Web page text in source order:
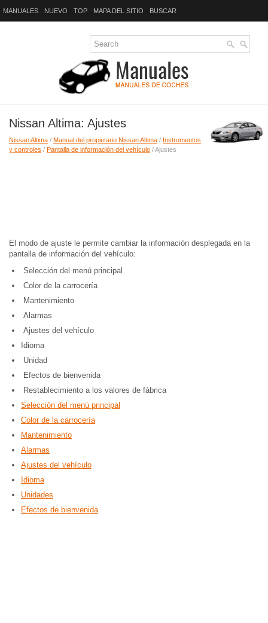
MANUALES NUEVO TOP MAPA DEL SITIO BUSCAR
Nissan Altima: Ajustes
Nissan Altima / Manual del propietario Nissan Altima / Instrumentos
y controles / Pantalla de información del vehículo / Ajustes
El modo de ajuste le permite cambiar la información desplegada en la
pantalla de información del vehículo:
Selección del menú principal
Color de la carrocería
Mantenimiento
Alarmas
Ajustes del vehículo
Idioma
Unidad
Efectos de bienvenida
Restablecimiento a los valores de fábrica
Selección del menú principal
Color de la carrocería
Mantenimiento
Alarmas
Ajustes del vehículo
Idioma
Unidades
Efectos de bienvenida